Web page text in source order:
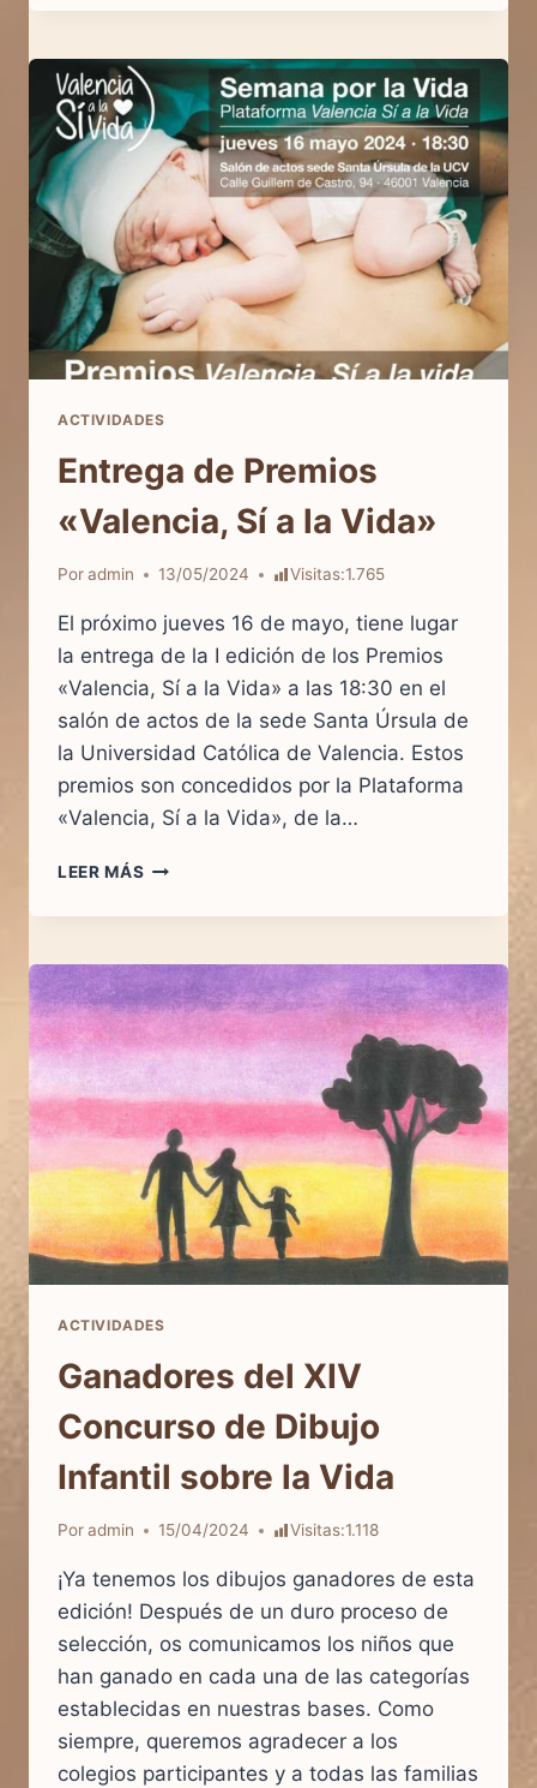
PREMIOS
XV
CONCURSO
DE
DIBUJO
«TORRENT,
SÍ
A
LA
VIDA»
ACTIVIDADES
Entrega de Premios
«Valencia, Sí a la Vida»
Poradmin 13/05/2024 Visitas:1.765
El próximo jueves 16 de mayo, tiene lugar
la entrega de la I edición de los Premios
«Valencia, Sí a la Vida» a las 18:30 en el
salón de actos de la sede Santa Úrsula de
la Universidad Católica de Valencia. Estos
premios son concedidos por la Plataforma
«Valencia, Sí a la Vida», de la…
LEER MÁS ENTREGA
PREMIOS
SÍ
LA
VIDA»
ACTIVIDADES
Ganadores del XIV
Concurso de Dibujo
Infantil sobre la Vida
Poradmin 15/04/2024 Visitas:1.118
¡Ya tenemos los dibujos ganadores de esta
edición! Después de un duro proceso de
selección, os comunicamos los niños que
han ganado en cada una de las categorías
establecidas en nuestras bases. Como
siempre, queremos agradecer a los
colegios participantes y a todas las familias